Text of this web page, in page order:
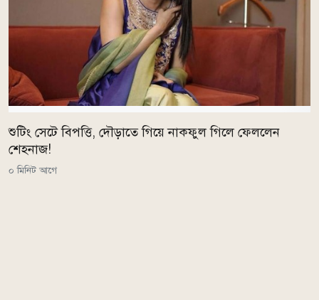
শুটিং সেটে বিপত্তি, দৌড়াতে গিয়ে নাকফুল গিলে ফেললেন
শেহনাজ!
০ মিনিট আগে